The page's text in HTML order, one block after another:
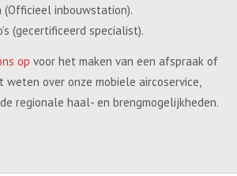
(Officieel inbouwstation).
(gecertificeerd specialist).
op voor het maken van een afspraak of
weten over onze mobiele aircoservice,
regionale haal- en brengmogelijkheden.